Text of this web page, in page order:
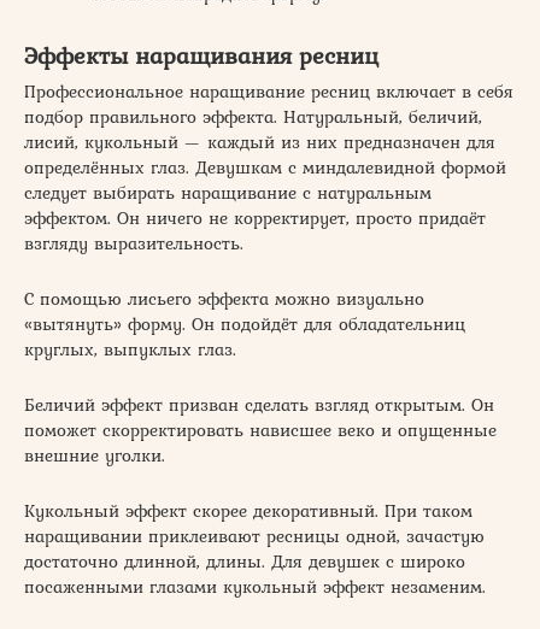
Эффекты наращивания ресниц
Профессиональное наращивание ресниц включает в себя
подбор правильного эффекта. Натуральный, беличий,
лисий, кукольный — каждый из них предназначен для
определённых глаз. Девушкам с миндалевидной формой
следует выбирать наращивание с натуральным
эффектом. Он ничего не корректирует, просто придаёт
взгляду выразительность.
С помощью лисьего эффекта можно визуально
«вытянуть» форму. Он подойдёт для обладательниц
круглых, выпуклых глаз.
Беличий эффект призван сделать взгляд открытым. Он
поможет скорректировать нависшее веко и опущенные
внешние уголки.
Кукольный эффект скорее декоративный. При таком
наращивании приклеивают ресницы одной, зачастую
достаточно длинной, длины. Для девушек с широко
посаженными глазами кукольный эффект незаменим.